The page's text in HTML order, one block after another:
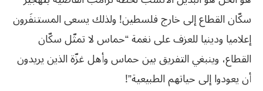
سكّان القطاع إلى خارج فلسطين! ولذلك يسعى المستنفَرون
إعلاميا ودينيا للعزف على نغمة “حماس لا تمثّل سكّان
القطاع، وينبغي التفريق بين حماس وأهل غزّة الذين يريدون
أن يعودوا إلى حياتهم الطبيعية”!